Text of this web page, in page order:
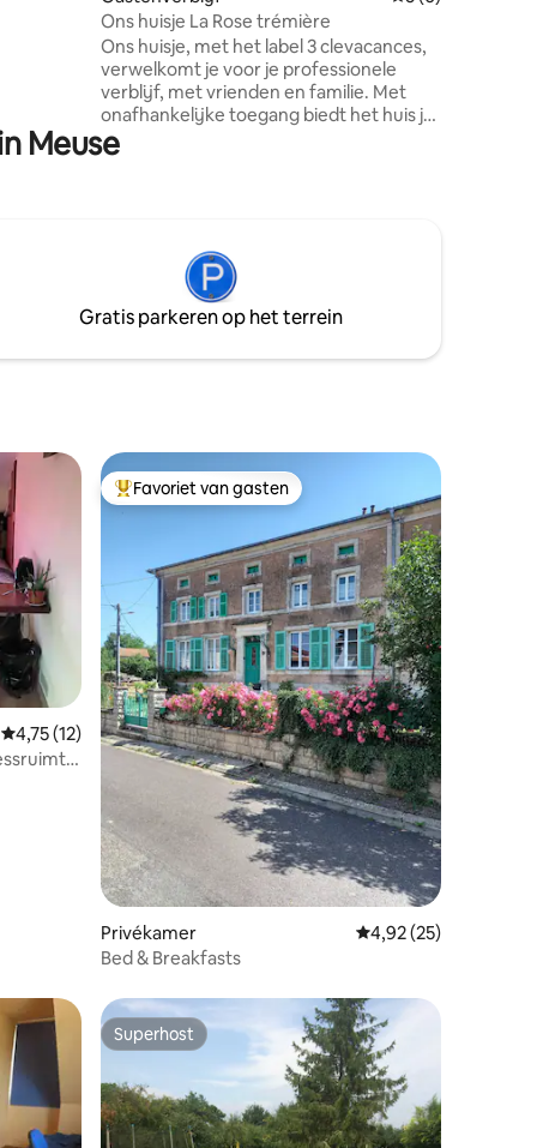
Ons huisje La Rose trémière
Ons huisje, met het label 3 clevacances,
verwelkomt je voor je professionele
verblijf, met vrienden en familie. Met
onafhankelijke toegang biedt het huis je
alle comfort in een originele vintage stijl!
Het huis heeft een grote keuken, een
cm) en een slaapkamer met een groot
tweepersoonsbed (160*200 cm) en een
eenpersoonsbed (90*200 cm), evenals
een eigen en schaduwrijk terras.
Meuse
Gratis parkeren op het terrein
Gemiddelde beoordeling van 4,75 uit 5, 12 recensies
4,75 (12)
Topfavoriet van gasten
Favoriet van gasten
Privékamer Gemiddelde
4,92 (25)
Bed & Breakfasts
Superhost
Superhost